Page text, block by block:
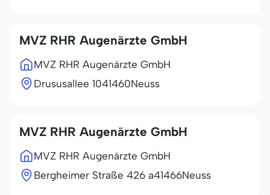
MVZ RHR Augenärzte GmbH
MVZ RHR Augenärzte GmbH
Drususallee 1041460Neuss
MVZ RHR Augenärzte GmbH
MVZ RHR Augenärzte GmbH
Bergheimer Straße 426 a41466Neuss